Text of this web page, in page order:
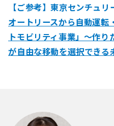
【ご参考】東京センチュ
オートリースから自動運転
トモビリティ事業」〜作
が自由な移動を選択できる